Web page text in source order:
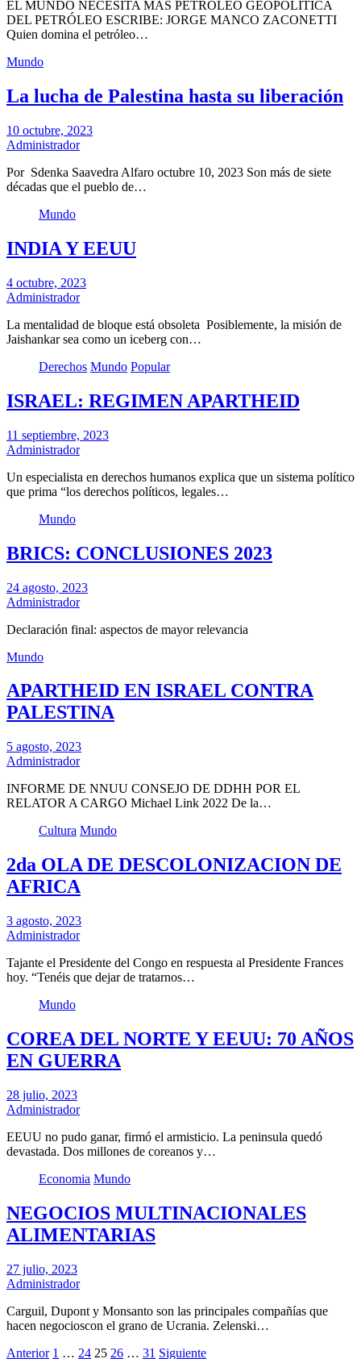
EL MUNDO NECESITA MÁS PETRÓLEO GEOPOLÍTICA
DEL PETRÓLEO ESCRIBE: JORGE MANCO ZACONETTI
Quien domina el petróleo…
Mundo
La lucha de Palestina hasta su liberación
10 octubre, 2023
Administrador
Por Sdenka Saavedra Alfaro octubre 10, 2023 Son más de siete
décadas que el pueblo de…
Mundo
INDIA Y EEUU
4 octubre, 2023
Administrador
La mentalidad de bloque está obsoleta Posiblemente, la misión de
Jaishankar sea como un iceberg con…
Derechos Mundo Popular
ISRAEL: REGIMEN APARTHEID
11 septiembre, 2023
Administrador
Un especialista en derechos humanos explica que un sistema político
que prima “los derechos políticos, legales…
Mundo
BRICS: CONCLUSIONES 2023
24 agosto, 2023
Administrador
Declaración final: aspectos de mayor relevancia
Mundo
APARTHEID EN ISRAEL CONTRA
PALESTINA
5 agosto, 2023
Administrador
INFORME DE NNUU CONSEJO DE DDHH POR EL
RELATOR A CARGO Michael Link 2022 De la…
Cultura Mundo
2da OLA DE DESCOLONIZACION DE
AFRICA
3 agosto, 2023
Administrador
Tajante el Presidente del Congo en respuesta al Presidente Frances
hoy. “Tenéis que dejar de tratarnos…
Mundo
COREA DEL NORTE Y EEUU: 70 AÑOS
EN GUERRA
28 julio, 2023
Administrador
EEUU no pudo ganar, firmó el armisticio. La peninsula quedó
devastada. Dos millones de coreanos y…
Economia Mundo
NEGOCIOS MULTINACIONALES
ALIMENTARIAS
27 julio, 2023
Administrador
Carguil, Dupont y Monsanto son las principales compañías que
hacen negocioscon el grano de Ucrania. Zelenski…
Anterior 1 … 24 25 26 … 31 Siguiente